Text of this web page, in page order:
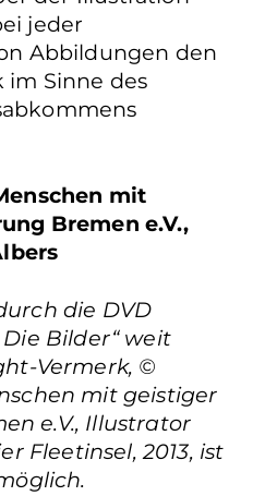
jeder
Abbildungen den
Sinne des
mit
Bremen e.V.,
die DVD
Bilder“ weit
Vermerk, ©
mit geistiger
e.V., Illustrator
Fleetinsel, 2013, ist